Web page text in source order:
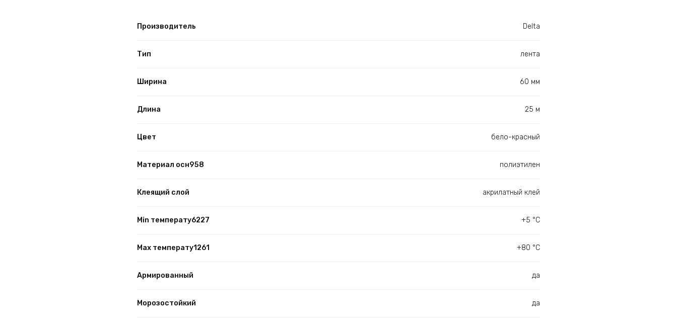
Производитель Delta
Тип лента
Ширина 60 мм
Длина 25 м
Цвет бело-красный
Материал осн958 полиэтилен
Клеящий слой акрилатный клей
Min температу6227 +5 °С
Max температу1261 +80 °С
Армированный да
Морозостойкий да